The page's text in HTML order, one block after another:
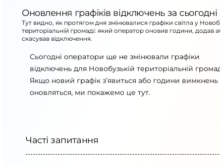
Оновлення графіків відключень за сьогодні
Тут видно, як протягом дня змінювалися графіки світла у
територіальній громаді: який оператор оновив години, додав
скасував відключення.
Сьогодні оператори ще не змінювали графіки
відключень для Новобузькій територіальній
Якщо новий графік з’явиться або години вимкнень
оновляться, ми покажемо це тут.
Часті запитання